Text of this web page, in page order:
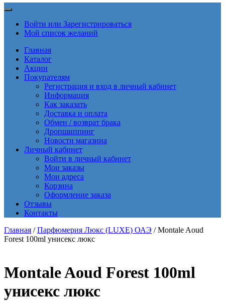
Войти или Зарегистрироваться
Мой список желаний
Главная
Каталог
Акции
Покупателям
Регистрация и вход в личный кабинет
Информация
Как заказать
Доставка и оплата
Обмен / возврат брака
Дропшиппинг
Новости магазина
Личный кабинет
Войти в личный кабинет
Мои заказы
Мои адреса
Корзина
Оформление заказа
Отзывы
Контакты
Главная /Парфюмерия Люкс (LUXE) ОАЭ / Montale Aoud
Forest 100ml унисекс люкс
Montale Aoud Forest 100ml
унисекс люкс